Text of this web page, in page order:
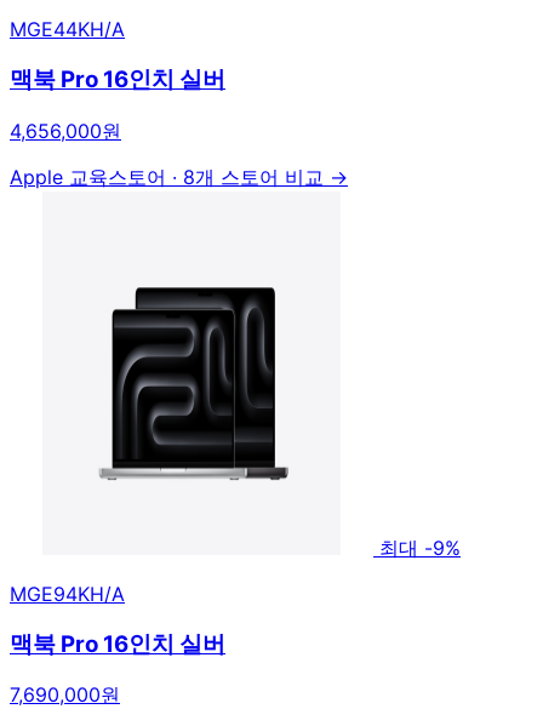
MGE44KH/A
맥북 Pro 16인치 실버
4,656,000원
Apple 교육스토어 · 8개 스토어 비교 →
최대 -9%
MGE94KH/A
맥북 Pro 16인치 실버
7,690,000원